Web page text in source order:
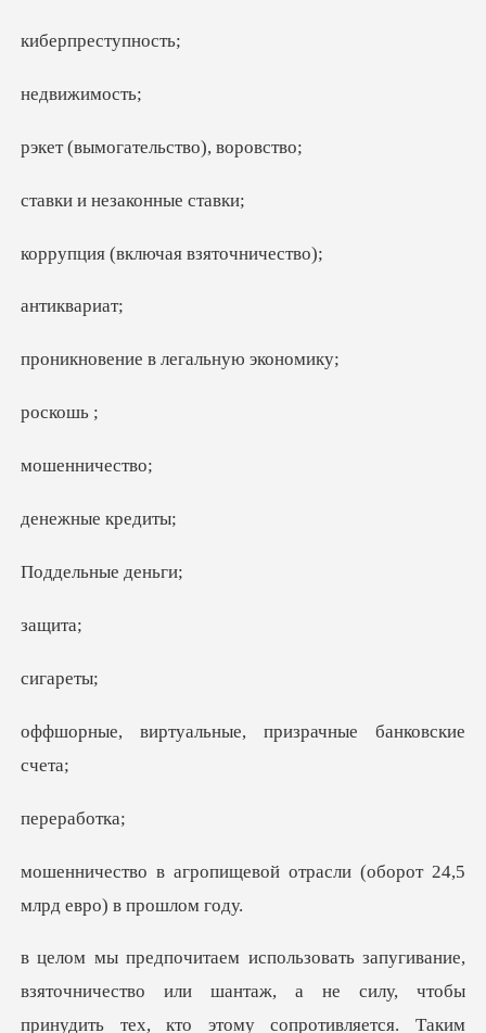
реступ
ижим
гательство)
незаконны
включая взя
квар
е в легальну
кош
ннич
ные к
ьные д
щи
аре
льные, призрачные
рабо
ой отрасли (оборот 24,5
м